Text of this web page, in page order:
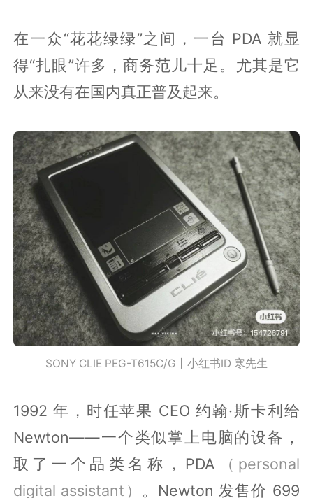
在一众“花花绿绿”之间，一台 PDA 就显
得“扎眼”许多，商务范儿十足。尤其是它
从来没有在国内真正普及起来。
SONY CLIE PEG-T615C/G丨小红书ID 寒先生
1992 年，时任苹果 CEO 约翰·斯卡利给
Newton——一个类似掌上电脑的设备，
取了一个品类名称，PDA （personal
digital assistant） 。Newton 发售价 699